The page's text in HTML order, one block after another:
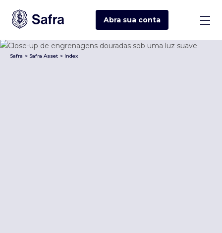
Abra sua conta
Safra > Safra Asset > Index